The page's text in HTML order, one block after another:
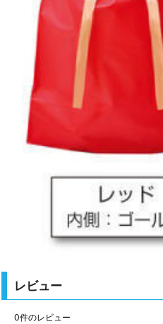
レビュー
0件のレビュー